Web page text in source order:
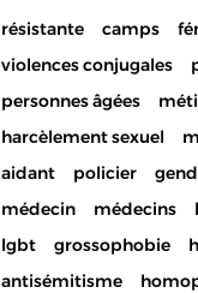
résistante
camps
violences conjugales
personnes âgées
harcèlement sexuel
aidant
policier
médecin
médecins
lgbt
grossophobie
antisémitisme